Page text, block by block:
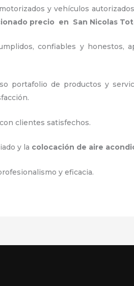
y vehículos
precio en San Nicolas
confiables y
portafolio de productos y
clientes satisfechos.
y la colocación de aire
y eficacia.